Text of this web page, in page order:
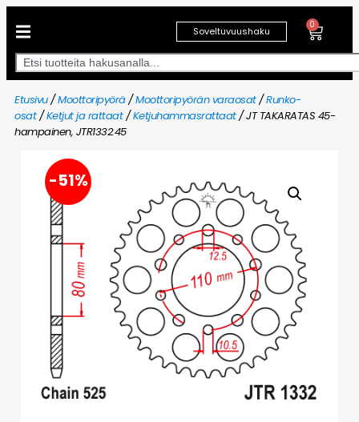
Soveltuvuushaku
0
Etusivu/Moottoripyörä/Moottoripyörän varaosat/Runko-
osat/Ketjut ja rattaat/Ketjuhammasrattaat/ JT TAKARATAS 45-
hampainen, JTR1332.45
-51%